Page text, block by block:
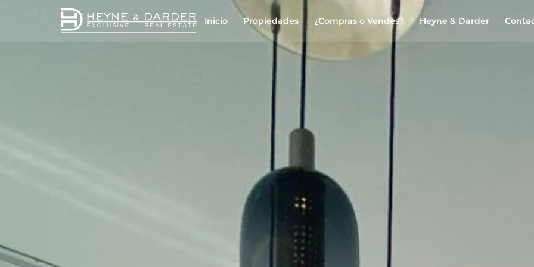
Inicio Propiedades ¿Compras o Vendes? Heyne & Darder